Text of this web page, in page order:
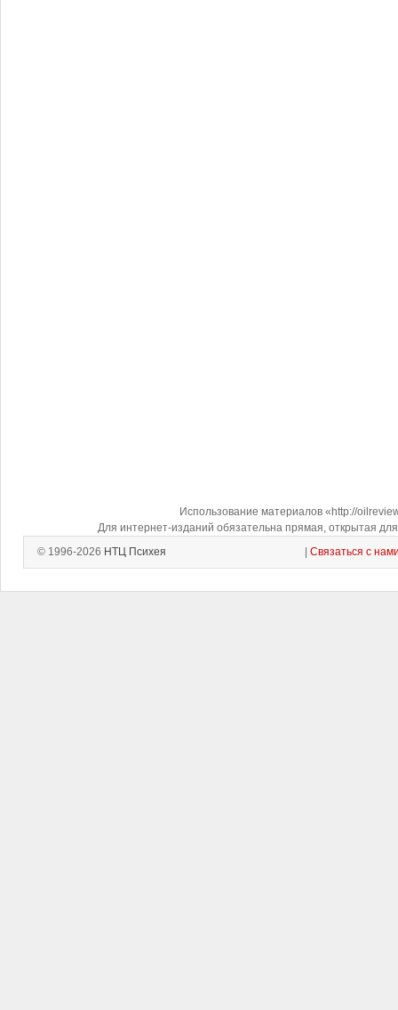
Использование материалов «http://
Для интернет-изданий обязательна прямая, открытая
© 1996-2026 НТЦ Психея Связаться с